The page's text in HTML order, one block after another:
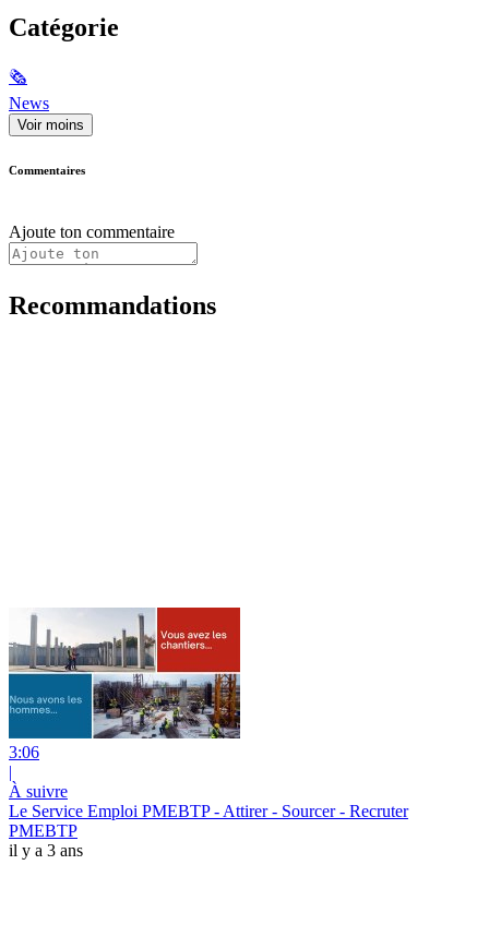
Catégorie
🗞
News
Voir moins
Commentaires
Ajoute ton commentaire
Recommandations
3:06
|
À suivre
Le Service Emploi PMEBTP - Attirer - Sourcer - Recruter
PMEBTP
il y a 3 ans